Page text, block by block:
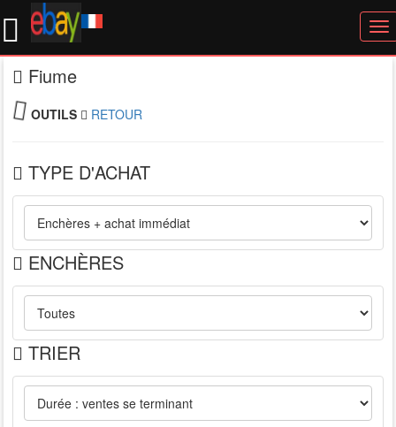
Fiume
OUTILS RETOUR
TYPE D'ACHAT
ENCHÈRES
TRIER